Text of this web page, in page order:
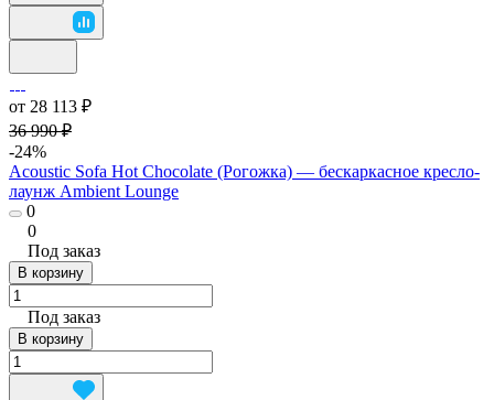
от 28 113 ₽
36 990 ₽
-24%
Acoustic Sofa Hot Chocolate (Рогожка) — бескаркасное кресло-
лаунж Ambient Lounge
0
0
Под заказ
В корзину
Под заказ
В корзину